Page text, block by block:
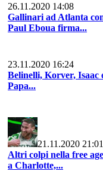
26.11.2020 14:08
Gallinari ad Atlanta
Paul Eboua firma...
23.11.2020 16:24
Belinelli, Korver, Isaac
Papa...
21.11.2020 21:01
Altri colpi nella free
a Charlotte,...